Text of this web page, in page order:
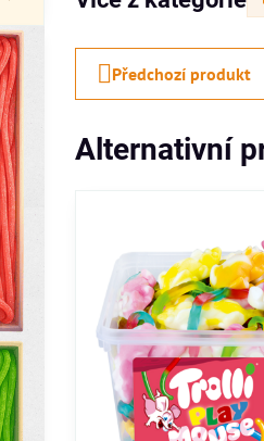
Předchozí produkt
Alternativní